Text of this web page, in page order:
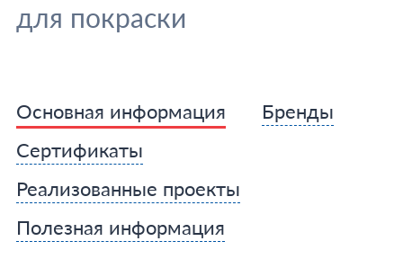
для покраски
Основная информация
Бренды
Сертификаты
Реализованные проекты
Полезная информация